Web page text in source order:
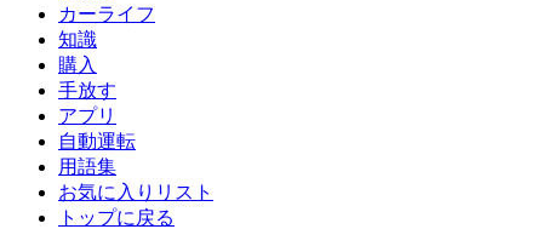
カーライフ
知識
購入
手放す
アプリ
自動運転
用語集
お気に入りリスト
トップに戻る